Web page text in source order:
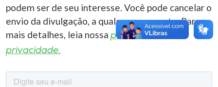
podem ser de seu interesse. Você pode cancelar o
envio da divulgação, a qualquer momento. Para
mais detalhes, leia nossa política de
privacidade.